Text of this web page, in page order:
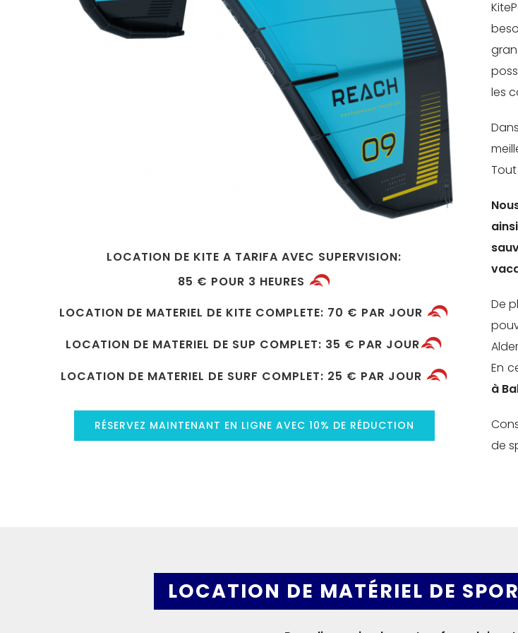
LOCATION DE KITE A TARIFA AVEC SUPERVISION:
85 € POUR 3 HEURES
LOCATION DE MATERIEL DE KITE COMPLETE: 70 € PAR JOUR
LOCATION DE MATERIEL DE SUP COMPLET: 35 € PAR JOUR
LOCATION DE MATERIEL DE SURF COMPLET: 25 € PAR JOUR
RÉSERVEZ MAINTENANT EN LIGNE AVEC 10% DE RÉDUCTION
les
De
En
à
de
LOCATION DE MATÉRIEL DE